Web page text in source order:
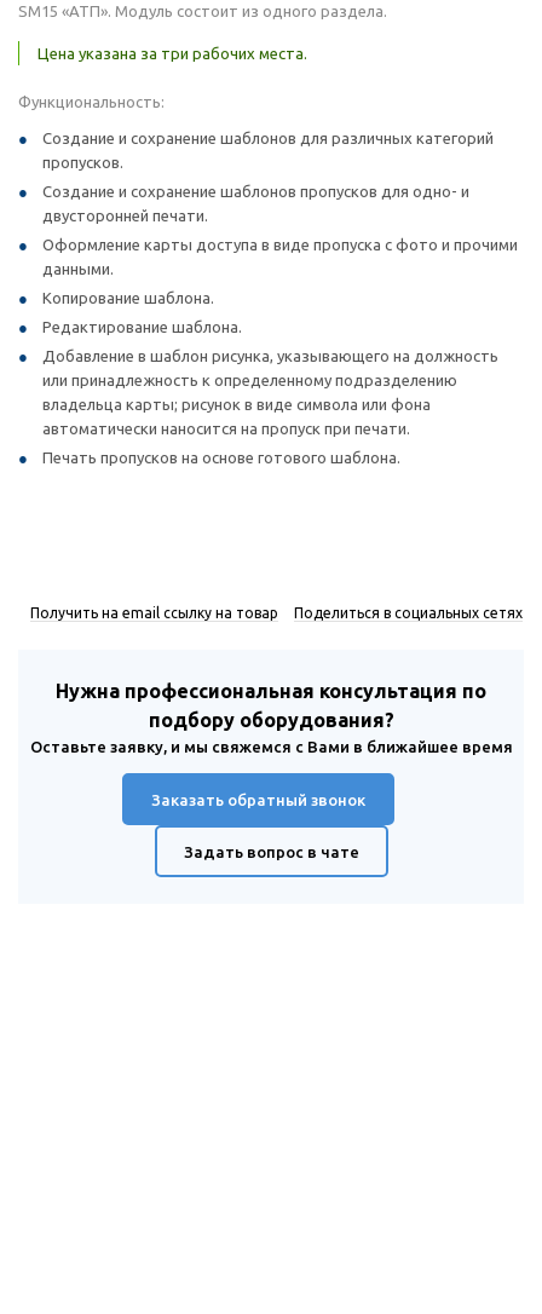
SM15 «АТП». Модуль состоит из одного раздела.
Цена указана за три рабочих места.
Функциональность:
Создание и сохранение шаблонов для различных категорий
пропусков.
Создание и сохранение шаблонов пропусков для одно- и
двусторонней печати.
Оформление карты доступа в виде пропуска с фото и прочими
данными.
Копирование шаблона.
Редактирование шаблона.
Добавление в шаблон рисунка, указывающего на должность
или принадлежность к определенному подразделению
владельца карты; рисунок в виде символа или фона
автоматически наносится на пропуск при печати.
Печать пропусков на основе готового шаблона.
Получить на email ссылку на товар Поделиться в социальных сетях
Нужна профессиональная консультация по
подбору оборудования?
Оставьте заявку, и мы свяжемся с Вами в ближайшее время
Заказать обратный звонок
Задать вопрос в чате